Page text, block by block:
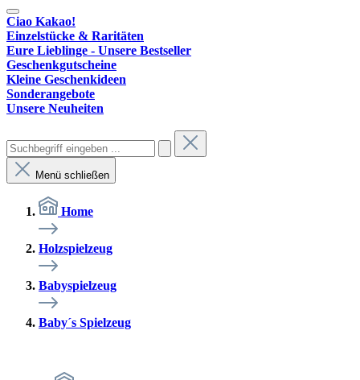
Ciao Kakao!
Einzelstücke & Raritäten
Eure Lieblinge - Unsere Bestseller
Geschenkgutscheine
Kleine Geschenkideen
Sonderangebote
Unsere Neuheiten
Menü schließen
Home
Holzspielzeug
Babyspielzeug
Baby´s Spielzeug